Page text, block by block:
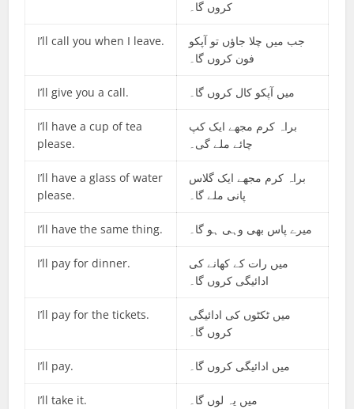
کروں گا۔
I’ll call you when I leave.
جب میں چلا جاؤں تو آپکو
فون کروں گا۔
I’ll give you a call. میں آپکو کال کروں گا۔
I’ll have a cup of tea
please.
براہ کرم مجھے ایک کپ
چائے ملے گی۔
I’ll have a glass of water
please.
براہ کرم مجھے ایک گلاس
پانی ملے گا۔
I’ll have the same thing. میرے پاس بھی وہی ہو گا۔
I’ll pay for dinner.
میں رات کے کھانے کی
ادائیگی کروں گا۔
I’ll pay for the tickets.
میں ٹکٹوں کی ادائیگی
کروں گا۔
I’ll pay. میں ادائیگی کروں گا۔
I’ll take it. میں یہ لوں گا۔